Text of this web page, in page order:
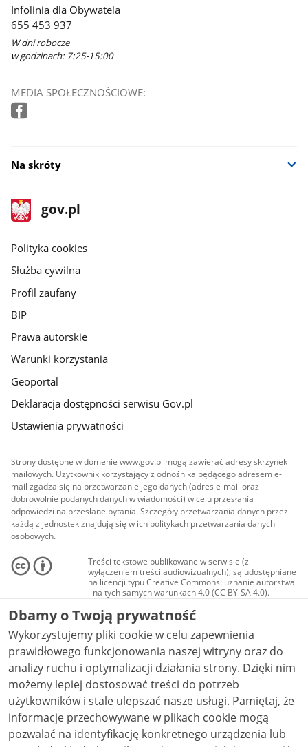
Infolinia dla Obywatela
655 453 937
W dni robocze
w godzinach: 7:25-15:00
MEDIA SPOŁECZNOŚCIOWE:
Na skróty
stopka
gov.pl
Strona
gov.pl
gov.pl
Polityka cookies
Służba cywilna
Profil zaufany
BIP
Prawa autorskie
Warunki korzystania
Geoportal
Deklaracja dostępności serwisu Gov.pl
Ustawienia prywatności
Strony dostępne w domenie www.gov.pl mogą zawierać adresy skrzynek
mailowych. Użytkownik korzystający z odnośnika będącego adresem e-
mail zgadza się na przetwarzanie jego danych (adres e-mail oraz
dobrowolnie podanych danych w wiadomości) w celu przesłania
odpowiedzi na przesłane pytania. Szczegóły przetwarzania danych przez
każdą z jednostek znajdują się w ich politykach przetwarzania danych
osobowych.
Treści tekstowe publikowane w serwisie (z
wyłączeniem treści audiowizualnych), są udostępniane
na licencji typu Creative Commons: uznanie autorstwa
- na tych samych warunkach 4.0 (CC BY-SA 4.0).
Materiały audiowizualne, w tym zdjęcia, materiały
audio i wideo, są udostępniane na licencji typu
Creative Commons: uznanie autorstwa użycie
niekomercyjne - bez utworów zależnych 4.0 (CC BY-
NC-ND 4.0), o ile nie jest to stwierdzone inaczej.
Dbamy o Twoją prywatność
Wykorzystujemy pliki cookie w celu zapewnienia
prawidłowego funkcjonowania naszej witryny oraz do
analizy ruchu i optymalizacji działania strony. Dzięki nim
możemy lepiej dostosować treści do potrzeb
użytkowników i stale ulepszać nasze usługi. Pamiętaj, że
informacje przechowywane w plikach cookie mogą
pozwalać na identyfikację konkretnego urządzenia lub